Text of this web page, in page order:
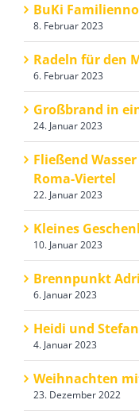
BuKi
8. Februar 2023
Radeln für den
6. Februar 2023
Großbrand in
24. Januar 2023
Fließend
Roma-Viertel
22. Januar 2023
Kleines
10. Januar 2023
Brennpunkt
6. Januar 2023
Heidi und
4. Januar 2023
Weihnachten
23. Dezember 2022